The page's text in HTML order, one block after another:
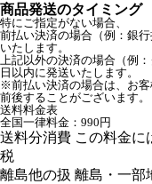
商品発送のタイミング
特にご指定がない場合、
前払い決済の場合（例：銀
いたします。
上記以外の決済の場合（
日以内に発送いたします。
※前払い決済の場合は、お
前後することがございます。
送料料金表
全国一律料金：990円
送料分消費
税
この料金に
離島他の扱 離島・一部